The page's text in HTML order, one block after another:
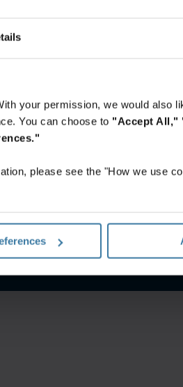
your permission, we would also
You can choose to "Accept All,"
please see the "How we use
شركة آيرون